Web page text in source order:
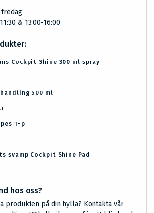
fredag
& 13:00-16:00
Cockpit Shine 300 ml spray
500 ml
1-p
svamp Cockpit Shine Pad
hos oss?
produkten på din hylla? Kontakta vår